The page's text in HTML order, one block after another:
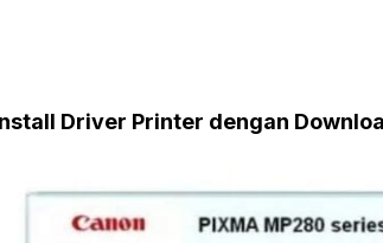
Driver Printer dengan